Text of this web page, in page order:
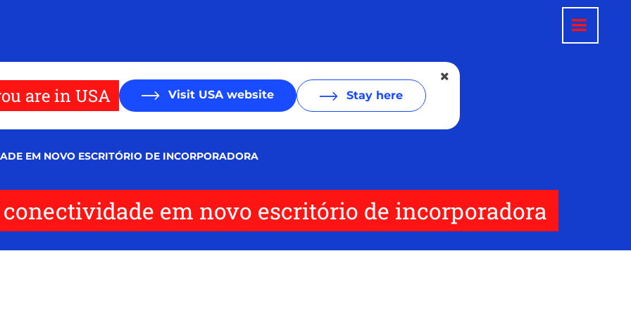
are in USA Visit USA website Stay here
EM NOVO ESCRITÓRIO DE INCORPORADORA
em novo escritório de incorporadora